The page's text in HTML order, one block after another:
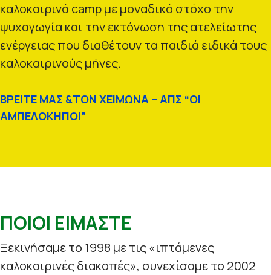
καλοκαιρινά camp με μοναδικό στόχο την
ψυχαγωγία και την εκτόνωση της ατελείωτης
ενέργειας που διαθέτουν τα παιδιά ειδικά τους
καλοκαιρινούς μήνες.
ΒΡΕΙΤΕ ΜΑΣ &ΤΟΝ ΧΕΙΜΩΝΑ – ΑΠΣ “ΟΙ
ΑΜΠΕΛΟΚΗΠΟΙ”
ΠΟΙΟΙ ΕΙΜΑΣΤΕ
Ξεκινήσαμε το 1998 με τις «ιπτάμενες
καλοκαιρινές διακοπές», συνεχίσαμε το 2002